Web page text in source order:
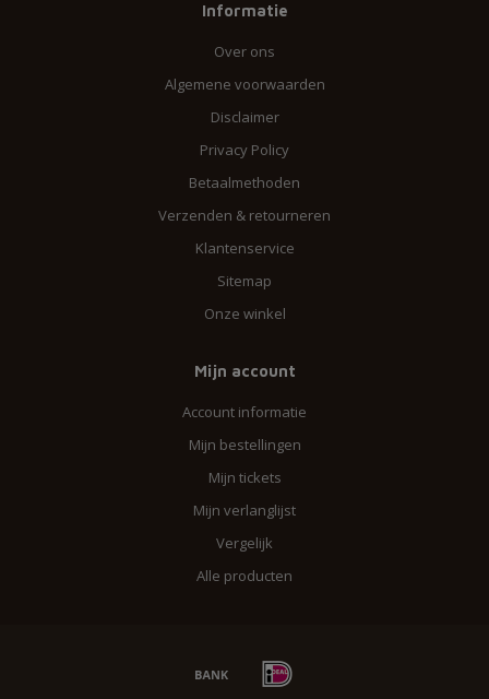
Informatie
Over ons
Algemene voorwaarden
Disclaimer
Privacy Policy
Betaalmethoden
Verzenden & retourneren
Klantenservice
Sitemap
Onze winkel
Mijn account
Account informatie
Mijn bestellingen
Mijn tickets
Mijn verlanglijst
Vergelijk
Alle producten